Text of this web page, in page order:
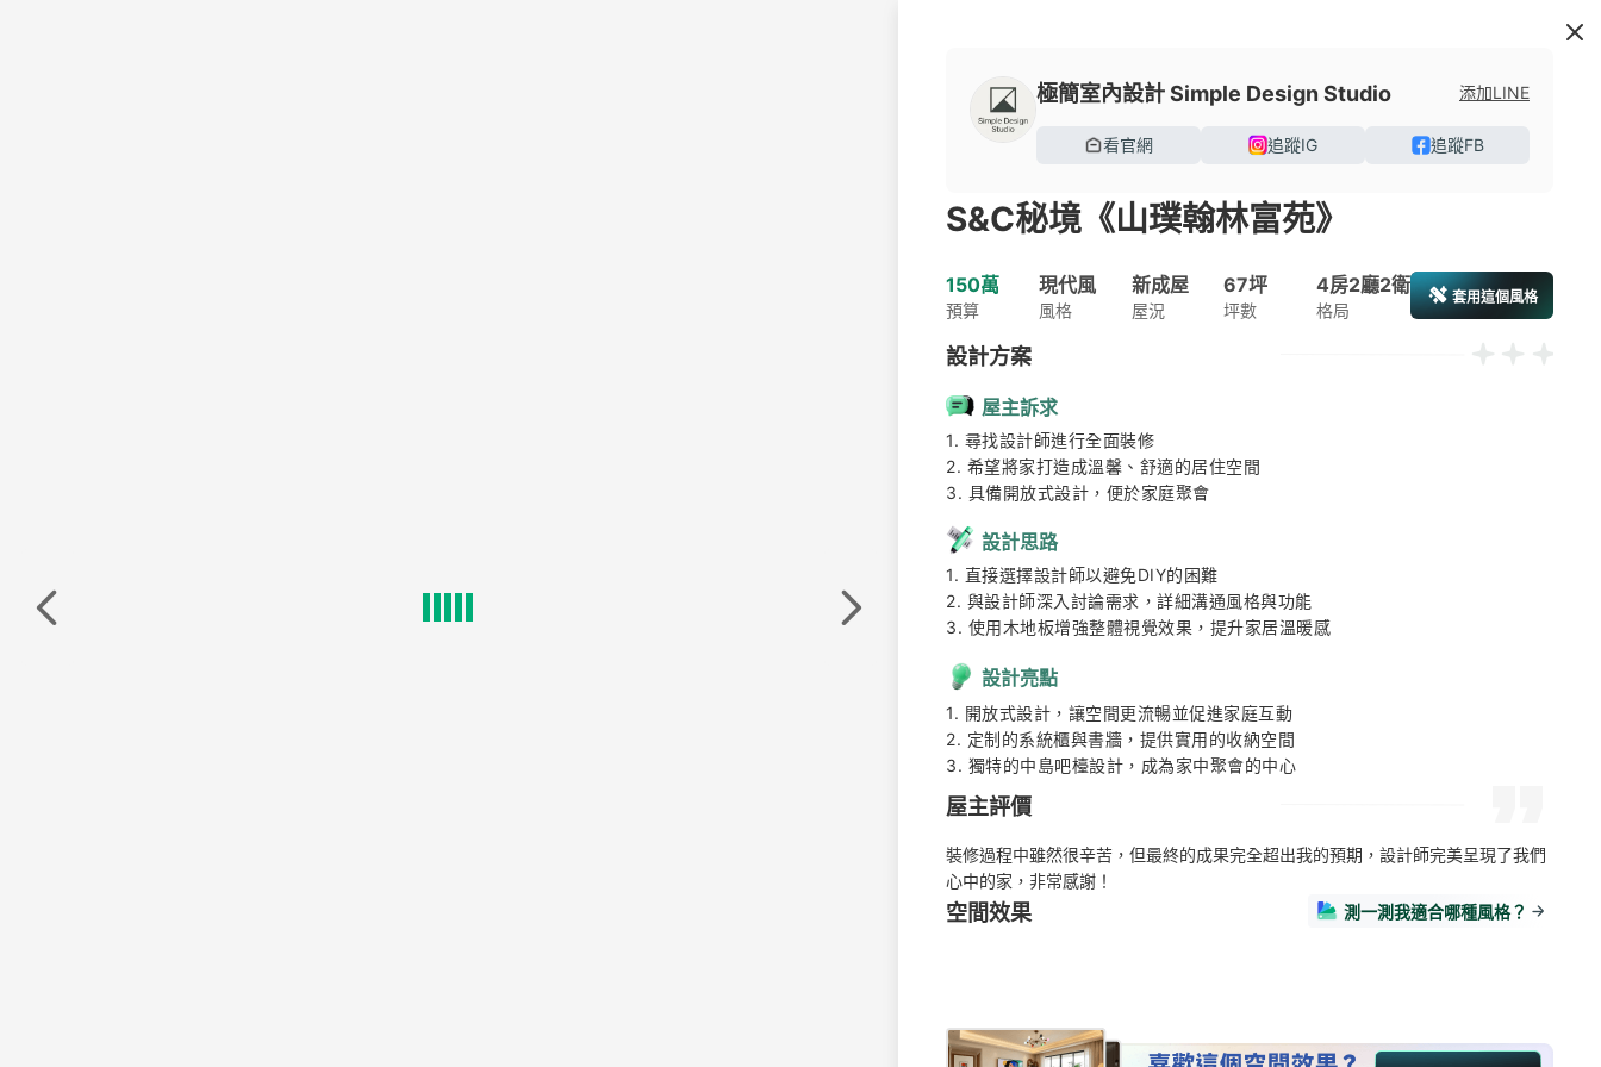
極簡室內設計 Simple Design Studio 添加LINE
看官網 追蹤IG 追蹤FB
S&C秘境《山璞翰林富苑》
150萬
預算
現代風
風格
新成屋
屋況
67坪
坪數
4房2廳2衛
格局
套用這個風格
設計方案
屋主訴求
1. 尋找設計師進行全面裝修
2. 希望將家打造成溫馨、舒適的居住空間
3. 具備開放式設計，便於家庭聚會
設計思路
1. 直接選擇設計師以避免DIY的困難
2. 與設計師深入討論需求，詳細溝通風格與功能
3. 使用木地板增強整體視覺效果，提升家居溫暖感
設計亮點
1. 開放式設計，讓空間更流暢並促進家庭互動
2. 定制的系統櫃與書牆，提供實用的收納空間
3. 獨特的中島吧檯設計，成為家中聚會的中心
屋主評價
裝修過程中雖然很辛苦，但最終的成果完全超出我的預期，設計師完美呈現了我們
心中的家，非常感謝！
空間效果 測一測我適合哪種風格？